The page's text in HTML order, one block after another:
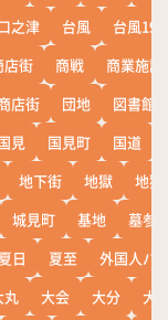
之津 台風
台風19
店街 商戦
商業施設
店街 団地
図書館
見 国見町 国道
地下街 地獄
地獄
城見町 基地
墓参
夏日 夏至
外国人バ
丸 大会 大分
大